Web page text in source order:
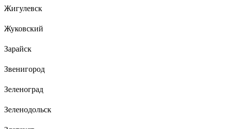
Жигулевск
Жуковский
Зарайск
Звенигород
Зеленоград
Зеленодольск